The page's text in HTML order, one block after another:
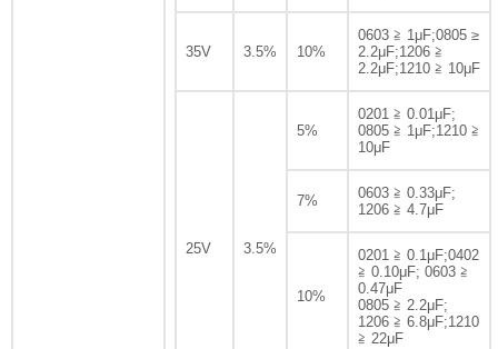
35V 3.5% 10%
0603 ≧ 1μF;0805 ≥
2.2μF;1206 ≧
2.2μF;1210 ≧ 10μF
25V 3.5%
5%
0201 ≧ 0.01μF;
0805 ≧ 1μF;1210 ≧
10μF
7%
0603 ≧ 0.33μF;
1206 ≧ 4.7μF
10%
0201 ≧ 0.1μF;0402
≧ 0.10μF; 0603 ≧
0.47μF
0805 ≧ 2.2μF;
1206 ≧ 6.8μF;1210
≧ 22μF